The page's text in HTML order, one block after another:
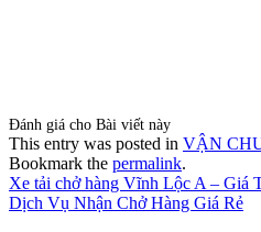
Đánh giá cho Bài viết này
This entry was posted in VẬN
Bookmark the permalink.
Xe tải chở hàng Vĩnh Lộc A – Giá
Dịch Vụ Nhận Chở Hàng Giá Rẻ